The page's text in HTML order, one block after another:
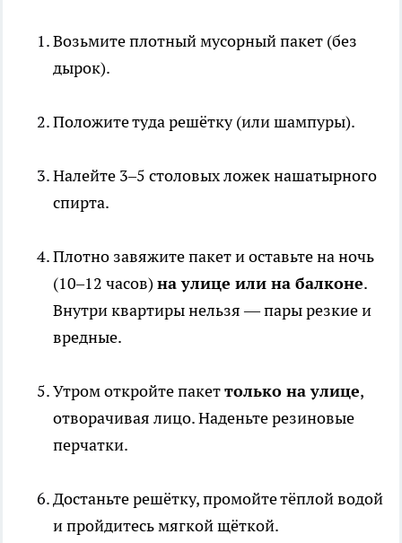
Возьмите плотный мусорный пакет (без
дырок).
Положите туда решётку (или шампуры).
Налейте 3–5 столовых ложек нашатырного
спирта.
Плотно завяжите пакет и оставьте на ночь
(10–12 часов) на улице или на балконе.
Внутри квартиры нельзя — пары резкие и
вредные.
Утром откройте пакеттолько на улице,
отворачивая лицо. Наденьте резиновые
перчатки.
Достаньте решётку, промойте тёплой водой
и пройдитесь мягкой щёткой.